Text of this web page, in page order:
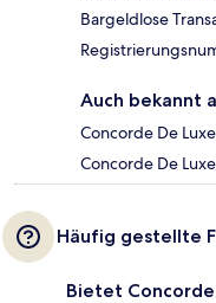
Bargeldlose
Auch bekannt
Concorde De
Concorde De
Häufig gestellte
Bietet Concorde